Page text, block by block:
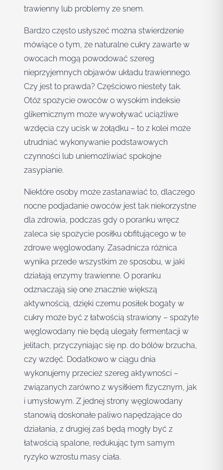
trawienny lub problemy ze snem.
Bardzo często usłyszeć można stwierdzenie
mówiące o tym, że naturalne cukry zawarte w
owocach mogą powodować szereg
nieprzyjemnych objawów układu trawiennego.
Czy jest to prawda? Częściowo niestety tak.
Otóż spożycie owoców o wysokim indeksie
glikemicznym może wywoływać uciążliwe
wzdęcia czy ucisk w żołądku – to z kolei może
utrudniać wykonywanie podstawowych
czynności lub uniemożliwiać spokojne
zasypianie.
Niektóre osoby może zastanawiać to, dlaczego
nocne podjadanie owoców jest tak niekorzystne
dla zdrowia, podczas gdy o poranku wręcz
zaleca się spożycie posiłku obfitującego w te
zdrowe węglowodany. Zasadnicza różnica
wynika przede wszystkim ze sposobu, w jaki
działają enzymy trawienne. O poranku
odznaczają się one znacznie większą
aktywnością, dzięki czemu posiłek bogaty w
cukry może być z łatwością strawiony – spożyte
węglowodany nie będą ulegały fermentacji w
jelitach, przyczyniając się np. do bólów brzucha,
czy wzdęć. Dodatkowo w ciągu dnia
wykonujemy przecież szereg aktywności –
związanych zarówno z wysiłkiem fizycznym, jak
i umysłowym. Z jednej strony węglowodany
stanowią doskonałe paliwo napędzające do
działania, z drugiej zaś będą mogły być z
łatwością spalone, redukując tym samym
ryzyko wzrostu masy ciała.